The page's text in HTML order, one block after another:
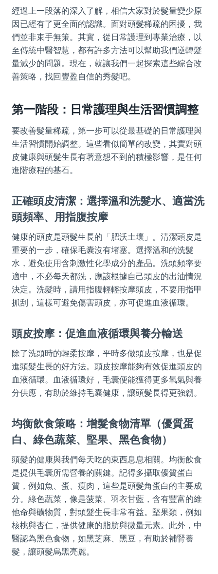
經過上一段落的深入了解，相信大家對於髮量變少原
因已經有了更全面的認識。面對頭髮稀疏的困擾，我
們並非束手無策。其實，從日常護理到專業治療，以
至傳統中醫智慧，都有許多方法可以幫助我們逆轉髮
量減少的問題。現在，就讓我們一起探索這些綜合改
善策略，找回豐盈自信的秀髮吧。
第一階段：日常護理與生活習慣調整
要改善髮量稀疏，第一步可以從最基礎的日常護理與
生活習慣開始調整。這些看似簡單的改變，其實對頭
皮健康與頭髮生長有著意想不到的積極影響，是任何
進階療程的基石。
正確頭皮清潔：選擇溫和洗髮水、適當洗
頭頻率、用指腹按摩
健康的頭皮是頭髮生長的「肥沃土壤」。清潔頭皮是
重要的一步，確保毛囊沒有堵塞。選擇溫和的洗髮
水，避免使用含刺激性化學成分的產品。洗頭頻率要
適中，不必每天都洗，應該根據自己頭皮的出油情況
決定。洗髮時，請用指腹輕輕按摩頭皮，不要用指甲
抓刮，這樣可避免傷害頭皮，亦可促進血液循環。
頭皮按摩：促進血液循環與養分輸送
除了洗頭時的輕柔按摩，平時多做頭皮按摩，也是促
進頭髮生長的好方法。頭皮按摩能夠有效促進頭皮的
血液循環。血液循環好，毛囊便能獲得更多氧氣與養
分供應，有助於維持毛囊健康，讓頭髮長得更強韌。
均衡飲食策略：增髮食物清單（優質蛋
白、綠色蔬菜、堅果、黑色食物）
頭髮的健康與我們每天吃的東西息息相關。均衡飲食
是提供毛囊所需營養的關鍵。記得多攝取優質蛋白
質，例如魚、蛋、瘦肉，這些是頭髮角蛋白的主要成
分。綠色蔬菜，像是菠菜、羽衣甘藍，含有豐富的維
他命與礦物質，對頭髮生長非常有益。堅果類，例如
核桃與杏仁，提供健康的脂肪與微量元素。此外，中
醫認為黑色食物，如黑芝麻、黑豆，有助於補腎養
髮，讓頭髮烏黑亮麗。